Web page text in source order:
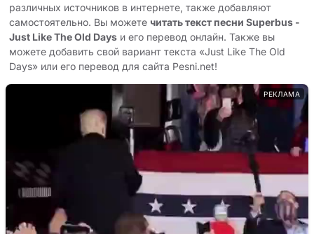
различных источников в интернете, также добавляют
самостоятельно. Вы можете читать текст песни Superbus -
Just Like The Old Days и его перевод онлайн. Также вы
можете добавить свой вариант текста «Just Like The Old
Days» или его перевод для сайта Pesni.net!
РЕКЛАМА